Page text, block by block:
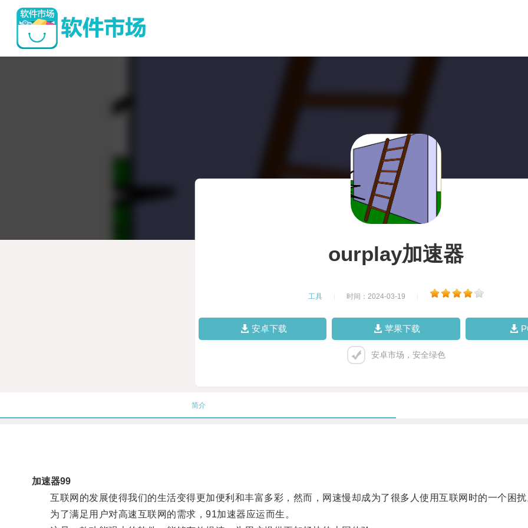
ourplay加速器
工具 时间：2024-03-19
安卓下载 苹果下载
安卓市场，安全绿色
简介
加速器99
互联网的发展使得我们的生活变得更加便利和丰富多彩，然而，网速慢却成为了很多人使用互联网时的一个困扰
为了满足用户对高速互联网的需求，91加速器应运而生。